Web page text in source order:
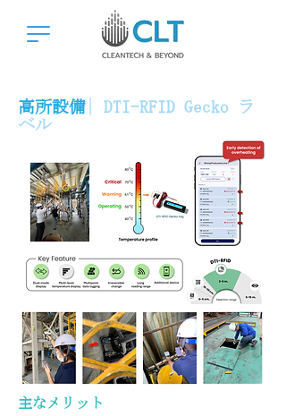
高所設備 DTI-RFID Gecko
ラ
ベル
主なメリット